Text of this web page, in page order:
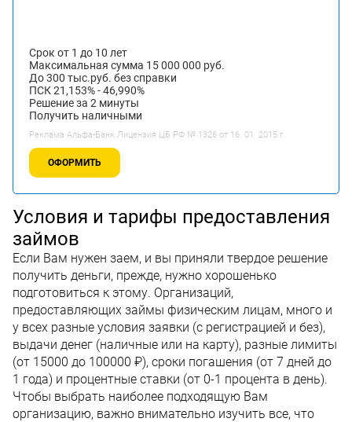
Срок от 1 до 10 лет
Максимальная сумма 15 000 000 руб.
До 300 тыс.руб. без справки
ПСК 21,153% - 46,990%
Решение за 2 минуты
Получить наличными
Реклама Альфа-Банк.Лицензия ЦБ РФ № 1326 от 16. 01. 2015 г.
ОФОРМИТЬ
Условия и тарифы предоставления
займов
Если Вам нужен заем, и вы приняли твердое решение
получить деньги, прежде, нужно хорошенько
подготовиться к этому. Организаций,
предоставляющих займы физическим лицам, много и
у всех разные условия заявки (с регистрацией и без),
выдачи денег (наличные или на карту), разные лимиты
(от 15000 до 100000 ₽), сроки погашения (от 7 дней до
1 года) и процентные ставки (от 0-1 процента в день).
Чтобы выбрать наиболее подходящую Вам
организацию, важно внимательно изучить все, что